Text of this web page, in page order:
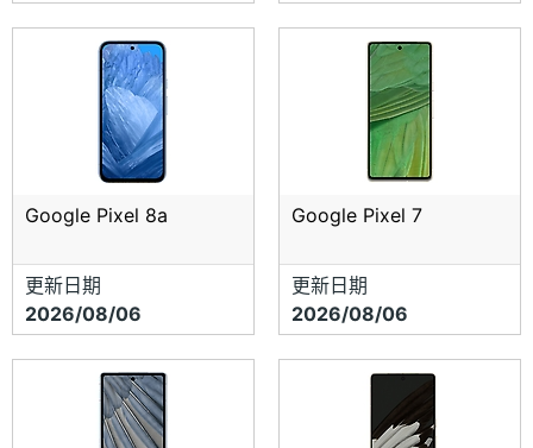
Google Pixel 8a
更新日期
2026/08/06
Google Pixel 7
更新日期
2026/08/06